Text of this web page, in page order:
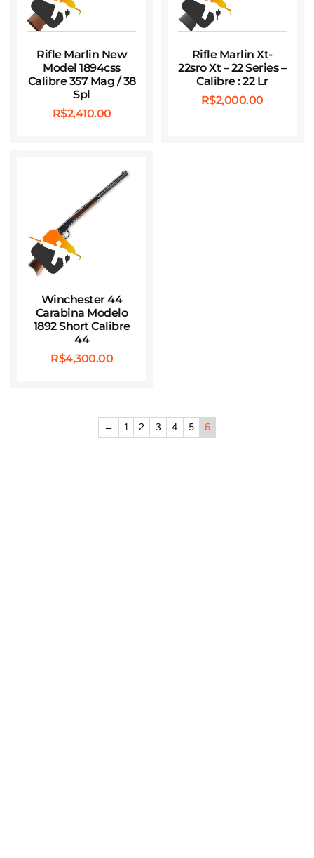
Rifle Marlin New
Model 1894css
Calibre 357 Mag / 38
Spl
R$2,410.00
Rifle Marlin Xt-
22sro Xt – 22 Series –
Calibre : 22 Lr
R$2,000.00
Winchester 44
Carabina Modelo
1892 Short Calibre
44
R$4,300.00
← 1 2 3 4 5 6